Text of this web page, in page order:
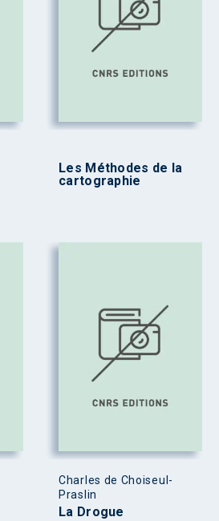
Les Méthodes de la
cartographie
Charles de Choiseul-
Praslin
La Drogue